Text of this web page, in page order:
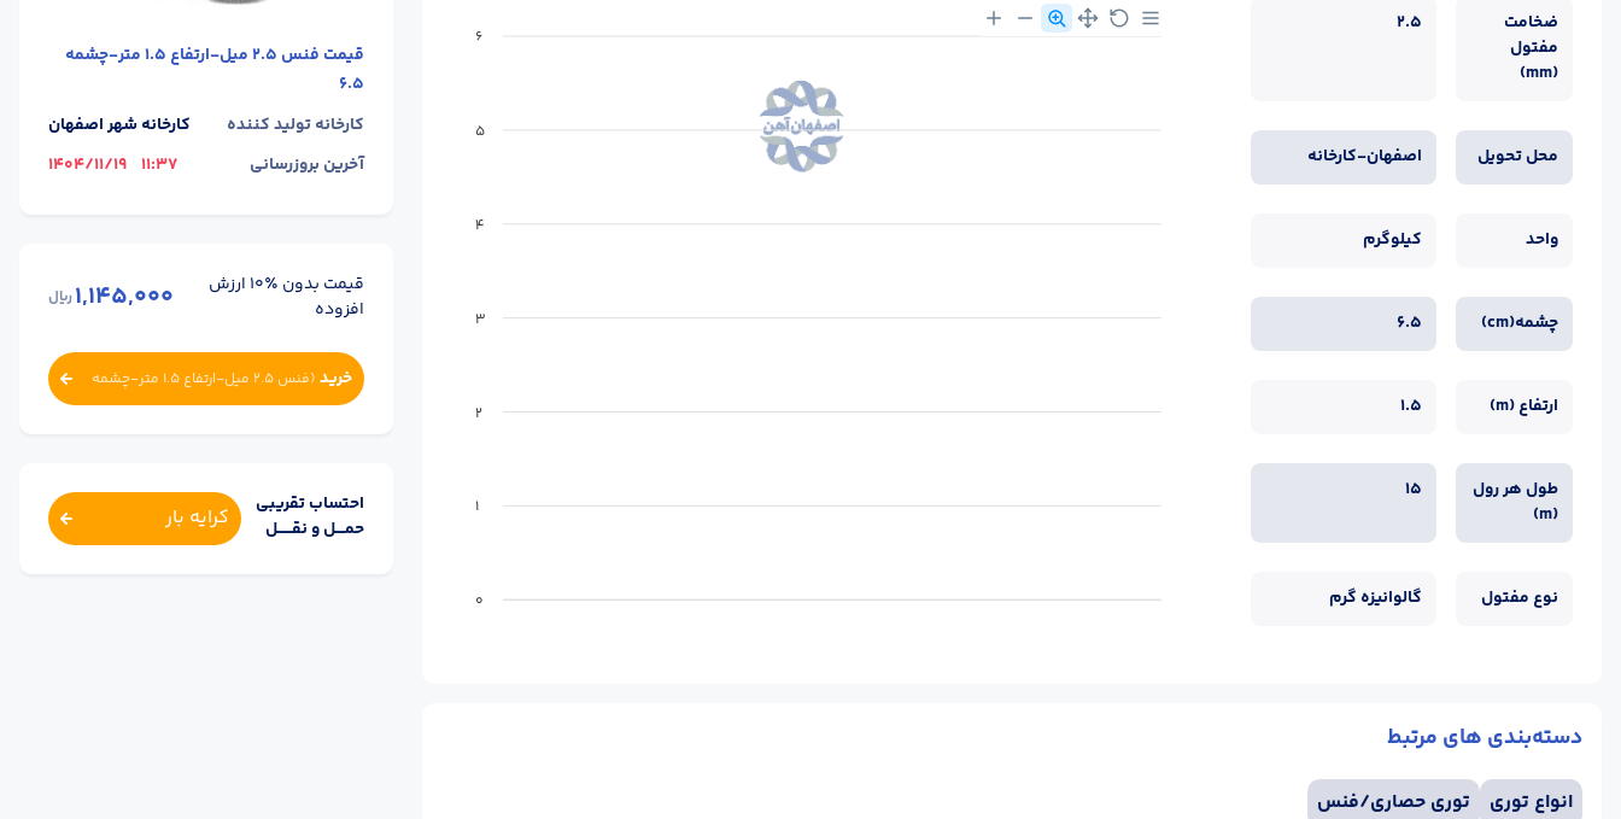
ضخامت
مفتول
(mm)
2.5
محل تحویل اصفهان-کارخانه
واحد کیلوگرم
چشمه(cm) 6.5
ارتفاع (m) 1.5
طول هر رول
(m)
15
نوع مفتول گالوانیزه گرم
6
5
4
3
2
1
0
دسته‌بندی های مرتبط
انواع توری توری حصاری/فنس
قیمت
فنس 2.5 میل-ارتفاع 1.5 متر-چشمه
6.5
کارخانه تولید کننده
کارخانه شهر اصفهان
آخرین بروزرسانی
11:37
1404/11/19
قیمت بدون ٪۱۰ ارزش
افزوده
1,145,000ریال
خرید (
فنس 2.5 میل-ارتفاع 1.5 متر-چشمه
6.5
)
احتساب تقریبی
حمــــل و نقــــــل
کرایه بار